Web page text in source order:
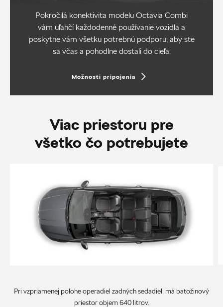
Pokročilá konektivita modelu Octavia Combi
vám uľahčí každodenné používanie vozidla a
poskytne vám všetku potrebnú podporu, aby ste
sa včas a pohodlne dostali do cieľa.
Možnosti pripojenia
Viac priestoru pre
všetko čo potrebujete
Pri vzpriamenej polohe operadiel zadných sedadiel, má batožinový
priestor objem 640 litrov.